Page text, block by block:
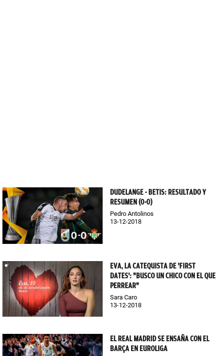
DUDELANGE - BETIS: RESULTADO Y
RESUMEN (0-0)
Pedro Antolinos
13-12-2018
EVA, LA CATEQUISTA DE 'FIRST
DATES': "BUSCO UN CHICO CON EL QUE
PERREAR"
Sara Caro
13-12-2018
EL REAL MADRID SE ENSAÑA CON EL
BARÇA EN EUROLIGA